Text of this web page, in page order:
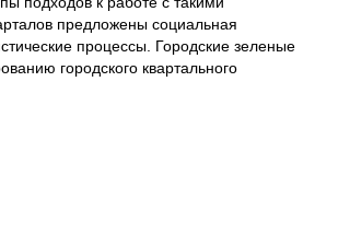
предложены социальная
процессы. Городские зеленые
городского квартального